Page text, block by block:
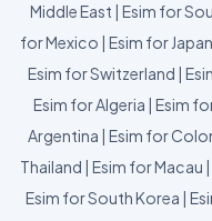
Middle East | Esim for
for Mexico | Esim for Japan
Esim for Switzerland |
Esim for Algeria | Esim
Argentina | Esim for
Thailand | Esim for Macau |
Esim for South Korea |